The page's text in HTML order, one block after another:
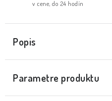
v cene, do 24 hodín
Popis
Parametre produktu